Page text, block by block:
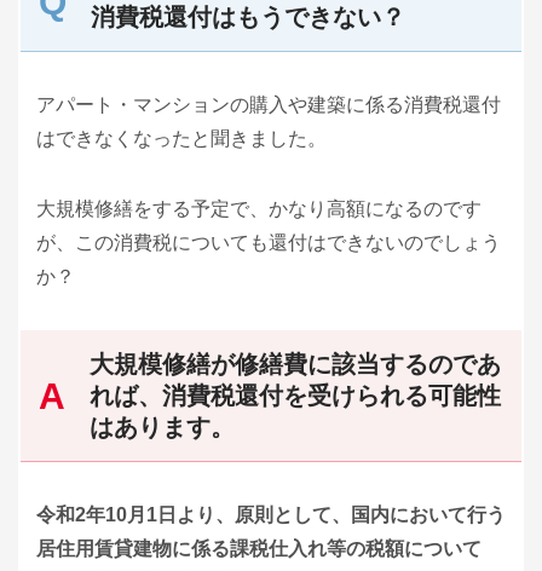
消費税還付はもうできない？
アパート・マンションの購入や建築に係る消費税還付
はできなくなったと聞きました。
大規模修繕をする予定で、かなり高額になるのです
が、この消費税についても還付はできないのでしょう
か？
大規模修繕が修繕費に該当するのであ
れば、消費税還付を受けられる可能性
はあります。
令和2年10月1日より、原則として、国内において行う
居住用賃貸建物に係る課税仕入れ等の税額について